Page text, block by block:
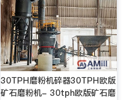
30TPH磨粉机碎器30TPH欧版
矿石磨粉机- 30tph欧版矿石磨